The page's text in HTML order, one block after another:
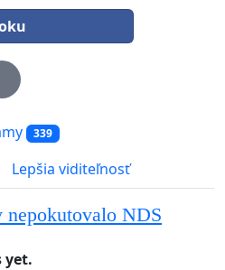
339
Lepšia viditeľnosť
NDS
yet.